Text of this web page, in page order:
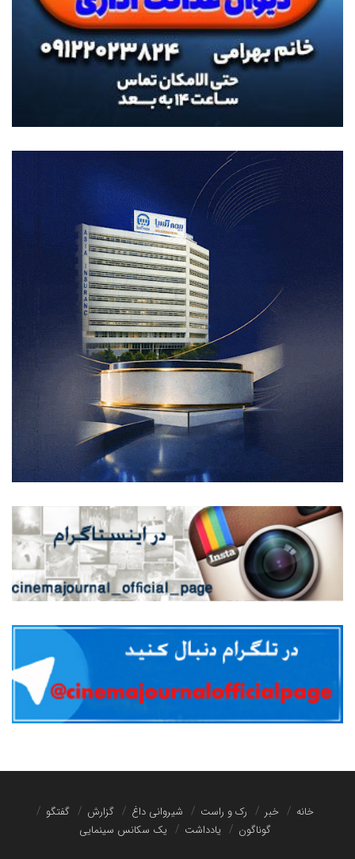
خانه خبر رک و راست شیروانی داغ گزارش
گفتگو
گوناگون
یادداشت یک سکانس سینمایی